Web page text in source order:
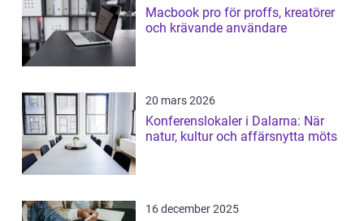
Macbook pro för proffs, kreatörer
och krävande användare
20 mars 2026
Konferenslokaler i Dalarna: När
natur, kultur och affärsnytta möts
16 december 2025